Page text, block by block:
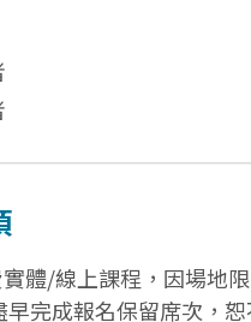
體/線上課程，因場地
早完成報名保留席次，